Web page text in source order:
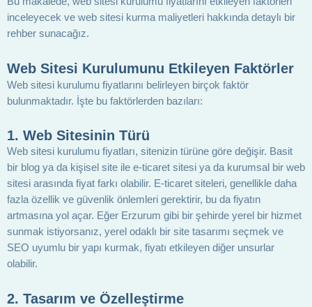
inceleyecek ve web sitesi kurma maliyetleri hakkında detaylı bir
rehber sunacağız.
Web Sitesi Kurulumunu Etkileyen Faktörler
Web sitesi kurulumu fiyatlarını belirleyen birçok faktör
bulunmaktadır. İşte bu faktörlerden bazıları:
1. Web Sitesinin Türü
Web sitesi kurulumu fiyatları, sitenizin türüne göre değişir. Basit
bir blog ya da kişisel site ile e-ticaret sitesi ya da kurumsal bir web
sitesi arasında fiyat farkı olabilir. E-ticaret siteleri, genellikle daha
fazla özellik ve güvenlik önlemleri gerektirir, bu da fiyatın
artmasına yol açar. Eğer Erzurum gibi bir şehirde yerel bir hizmet
sunmak istiyorsanız, yerel odaklı bir site tasarımı seçmek ve
SEO uyumlu bir yapı kurmak, fiyatı etkileyen diğer unsurlar
olabilir.
2. Tasarım ve Özelleştirme